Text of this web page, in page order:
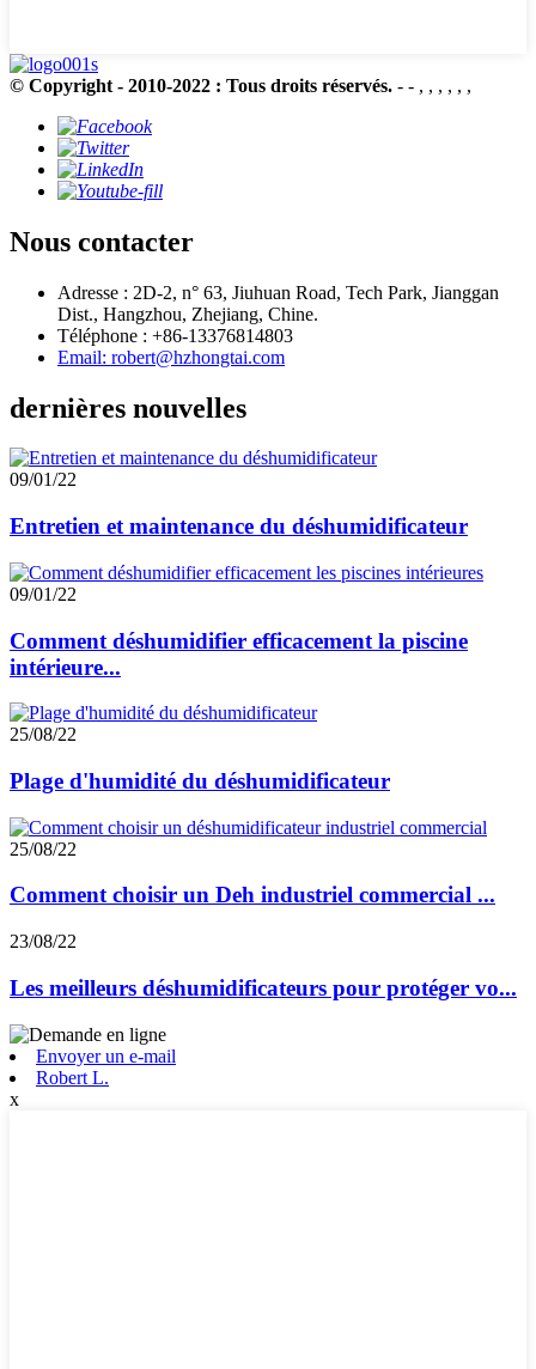
© Copyright - 2010-2022 : Tous droits réservés. - - , , , , , ,
Nous contacter
Adresse : 2D-2, n° 63, Jiuhuan Road, Tech Park, Jianggan
Dist., Hangzhou, Zhejiang, Chine.
Téléphone : +86-13376814803
Email: robert@hzhongtai.com
dernières nouvelles
09/01/22
Entretien et maintenance du déshumidificateur
09/01/22
Comment déshumidifier efficacement la piscine
intérieure...
25/08/22
Plage d'humidité du déshumidificateur
25/08/22
Comment choisir un Deh industriel commercial ...
23/08/22
Les meilleurs déshumidificateurs pour protéger vo...
Envoyer un e-mail
Robert L.
x